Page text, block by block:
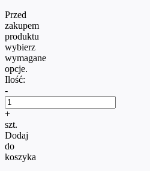
Przed
zakupem
produktu
wybierz
wymagane
opcje.
Ilość:
-
+
szt.
Dodaj
do
koszyka